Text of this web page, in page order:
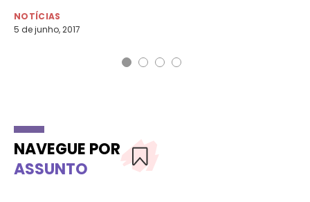
NOTÍCIAS
5 de junho, 2017
NAVEGUE POR
ASSUNTO